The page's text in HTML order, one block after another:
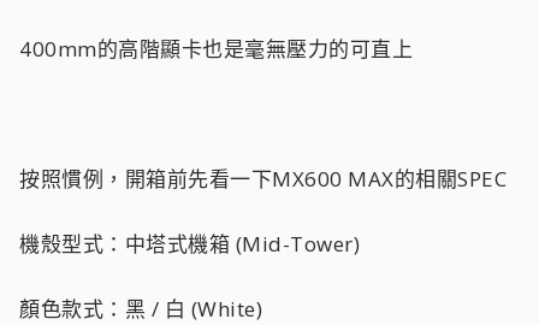
400mm的高階顯卡也是毫無壓力的可直上
按照慣例，開箱前先看一下MX600 MAX的相關SPEC
機殼型式：中塔式機箱 (Mid-Tower)
顏色款式：黑 / 白 (White)